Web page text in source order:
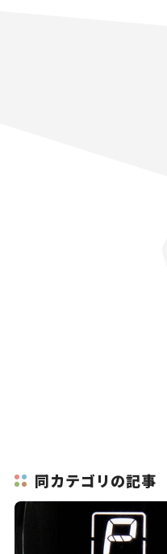
同カテゴリの記事